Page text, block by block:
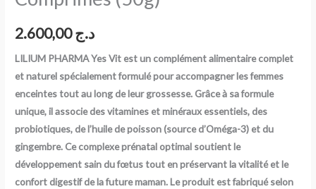
د.ج2.600,00
LILIUM PHARMA Yes Vit est un complément alimentaire complet
et naturel spécialement formulé pour accompagner les femmes
enceintes tout au long de leur grossesse. Grâce à sa formule
unique, il associe des vitamines et minéraux essentiels, des
probiotiques, de l’huile de poisson (source d’Oméga-3) et du
gingembre. Ce complexe prénatal optimal soutient le
développement sain du fœtus tout en préservant la vitalité et le
confort digestif de la future maman. Le produit est fabriqué selon
de
&
Gingembre
–
Boîte
de
30
Comprimés